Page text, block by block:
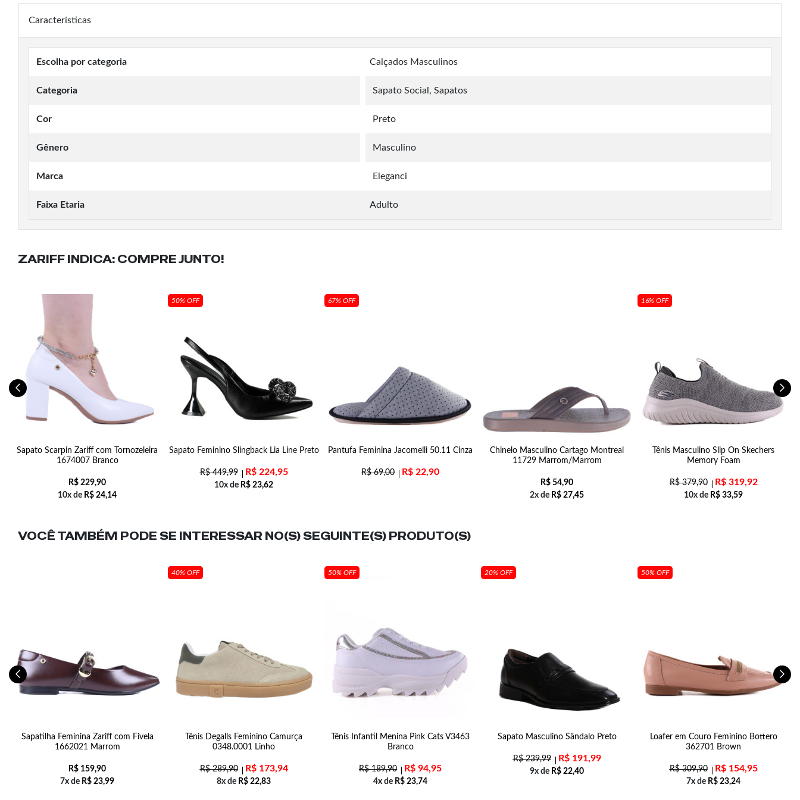
Características
Escolha por categoria Calçados Masculinos
Categoria Sapato Social, Sapatos
Cor Preto
Gênero Masculino
Marca Eleganci
Faixa Etaria Adulto
ZARIFF INDICA: COMPRE JUNTO!
Sapato Scarpin Zariff com Tornozeleira
1674007 Branco
R$ 229,90
10x de R$ 24,14
50% OFF
Sapato Feminino Slingback Lia Line Preto
R$449,99 R$224,95
10x de R$ 23,62
67% OFF
Pantufa Feminina Jacomelli 50.11 Cinza
R$69,00 R$ 22,90
Chinelo Masculino Cartago Montreal
11729 Marrom/Marrom
R$ 54,90
2x de R$ 27,45
16% OFF
Tênis Masculino Slip On Skechers
Memory Foam
R$379,90 R$319,92
10x de R$ 33,59
VOCÊ TAMBÉM PODE SE INTERESSAR NO(S) SEGUINTE(S) PRODUTO(S)
Sapatilha Feminina Zariff com Fivela
1662021 Marrom
R$ 159,90
7x de R$ 23,99
40% OFF
Tênis Degalls Feminino Camurça
0348.0001 Linho
R$289,90 R$173,94
8x de R$ 22,83
50% OFF
Tênis Infantil Menina Pink Cats V3463
Branco
R$189,90 R$ 94,95
4x de R$ 23,74
20% OFF
Sapato Masculino Sândalo Preto
R$239,99 R$191,99
9x de R$ 22,40
50% OFF
Loafer em Couro Feminino Bottero
362701 Brown
R$309,90 R$154,95
7x de R$ 23,24